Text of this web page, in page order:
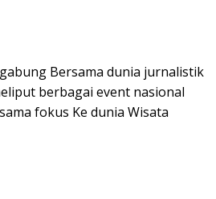
Bersama dunia jurnalistik
berbagai event nasional
fokus Ke dunia Wisata